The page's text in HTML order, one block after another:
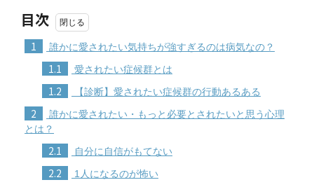
目次
1 誰かに愛されたい気持ちが強すぎるのは病気なの？
1.1 愛されたい症候群とは
1.2 【診断】愛されたい症候群の行動あるある
2
誰かに愛されたい・もっと必要とされたいと思う心理
とは？
2.1 自分に自信がもてない
2.2 1人になるのが怖い